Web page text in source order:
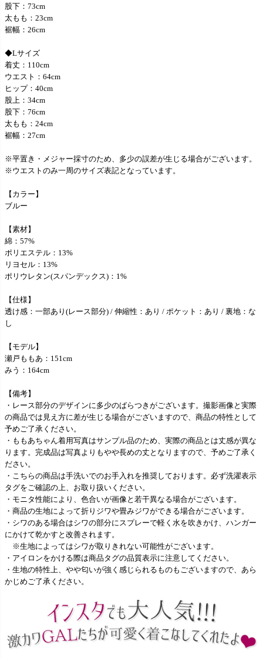
股下：73cm
太もも：23cm
裾幅：26cm
◆Lサイズ
着丈：110cm
ウエスト：64cm
ヒップ：40cm
股上：34cm
股下：76cm
太もも：24cm
裾幅：27cm
※平置き・メジャー採寸のため、多少の誤差が生じる場合がございます。
※ウエストのみ一周のサイズ表記となっています。
【カラー】
ブルー
【素材】
綿：57%
ポリエステル：13%
リヨセル：13%
ポリウレタン(スパンデックス)：1%
【仕様】
透け感：一部あり(レース部分) / 伸縮性：あり / ポケット：あり / 裏地：な
し
【モデル】
瀬戸ももあ：151cm
みう：164cm
【備考】
・レース部分のデザインに多少のばらつきがございます。撮影画像と実際
の商品では見え方に差が生じる場合がございますので、商品の特性として
予めご了承ください。
・ももあちゃん着用写真はサンプル品のため、実際の商品とは丈感が異な
ります。完成品は写真よりもやや長めの丈となりますので、予めご了承く
ださい。
・こちらの商品は手洗いでのお手入れを推奨しております。必ず洗濯表示
タグをご確認の上、お取り扱いください。
・モニタ性能により、色合いが画像と若干異なる場合がございます。
・商品の生地によって折りジワや畳みジワができる場合がございます。
・シワのある場合はシワの部分にスプレーで軽く水を吹きかけ、ハンガー
にかけて乾かすと改善されます。
※生地によってはシワが取りきれない可能性がございます。
・アイロンをかける際は商品タグの品質表示に注意してください。
・生地の特性上、やや匂いが強く感じられるものもございますので、あら
かじめご了承ください。